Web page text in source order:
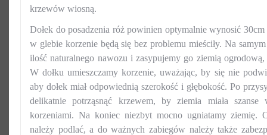
krzewów wiosną.
Dołek do posadzenia róż powinien optymalnie wynosić
w glebie korzenie będą się bez problemu mieściły. Na
ilość naturalnego nawozu i zasypujemy go ziemią
W dołku umieszczamy korzenie, uważając, by się nie
aby dołek miał odpowiednią szerokość i głębokość. Po
delikatnie potrząsnąć krzewem, by ziemia miała szanse
korzeniami. Na koniec niezbyt mocno ugniatamy ziemię.
należy podlać, a do ważnych zabiegów należy także